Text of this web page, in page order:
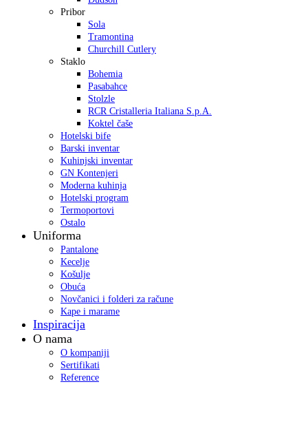
Pribor
Sola
Tramontina
Churchill Cutlery
Staklo
Bohemia
Pasabahce
Stolzle
RCR Cristalleria Italiana S.p.A.
Koktel čaše
Hotelski bife
Barski inventar
Kuhinjski inventar
GN Kontenjeri
Moderna kuhinja
Hotelski program
Termoportovi
Ostalo
Uniforma
Pantalone
Kecelje
Košulje
Obuća
Novčanici i folderi za račune
Kape i marame
Inspiracija
O nama
O kompaniji
Sertifikati
Reference